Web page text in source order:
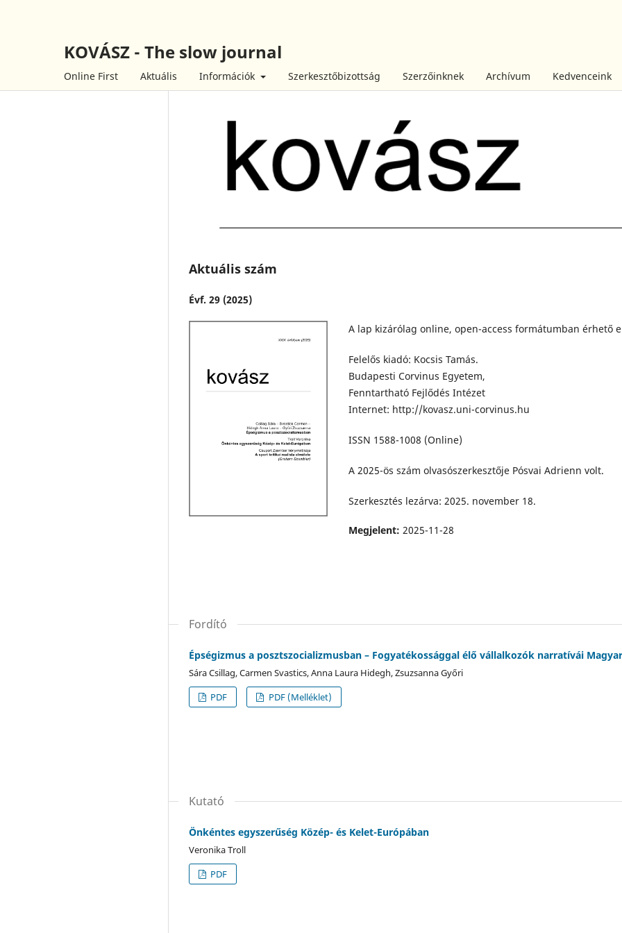
KOVÁSZ - The slow journal
Online First Aktuális Információk Szerkesztőbizottság Szerzőinknek Archívum Kedvenceink
Aktuális szám
Évf. 29 (2025)
A lap kizárólag online, open-access formátumban érhető
Felelős kiadó: Kocsis Tamás.
Budapesti Corvinus Egyetem,
Fenntartható Fejlődés Intézet
Internet: http://kovasz.uni-corvinus.hu
ISSN 1588-1008 (Online)
A 2025-ös szám olvasószerkesztője Pósvai Adrienn volt.
Szerkesztés lezárva: 2025. november 18.
Megjelent: 2025-11-28
Fordító
Épségizmus a posztszocializmusban – Fogyatékossággal élő vállalkozók narratívái
Sára Csillag, Carmen Svastics, Anna Laura Hidegh, Zsuzsanna Győri
PDF
PDF (Melléklet)
Kutató
Önkéntes egyszerűség Közép- és Kelet-Európában
Veronika Troll
PDF